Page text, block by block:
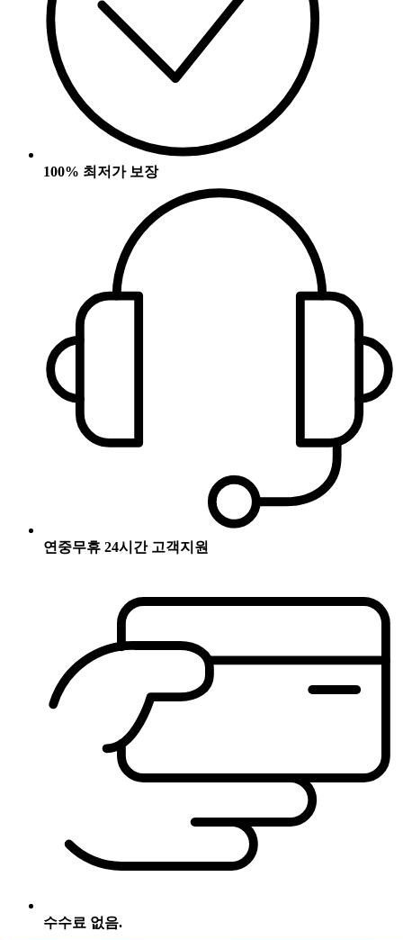
100% 최저가 보장
연중무휴 24시간 고객지원
수수료 없음.